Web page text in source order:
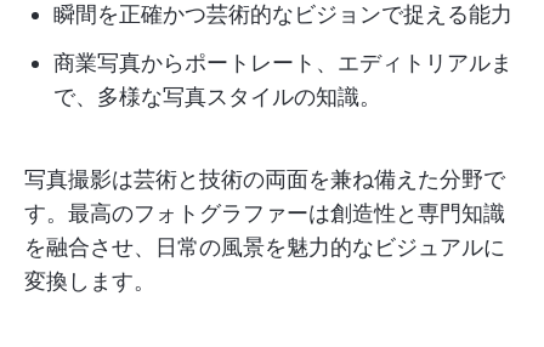
瞬間を正確かつ芸術的なビジョンで捉える能力
商業写真からポートレート、エディトリアルま
で、多様な写真スタイルの知識。
写真撮影は芸術と技術の両面を兼ね備えた分野で
す。最高のフォトグラファーは創造性と専門知識
を融合させ、日常の風景を魅力的なビジュアルに
変換します。